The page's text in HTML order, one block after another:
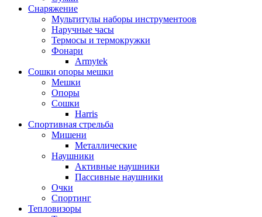
Снаряжение
Мультитулы наборы инструментоов
Наручные часы
Термосы и термокружки
Фонари
Armytek
Сошки опоры мешки
Мешки
Опоры
Сошки
Harris
Спортивная стрельба
Мишени
Металлические
Наушники
Активные наушники
Пассивные наушники
Очки
Спортинг
Тепловизоры